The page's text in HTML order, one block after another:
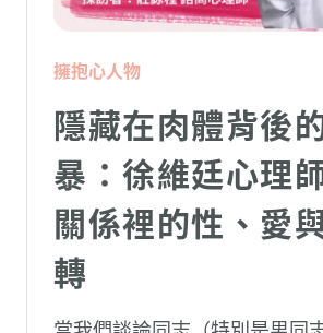
擁抱心人物
隱藏在肉體背後
暴：徐維廷心理
關係裡的性、愛
轉